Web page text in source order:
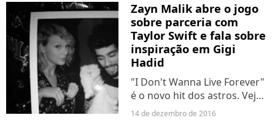
Zayn Malik abre o jogo
sobre parceria com
Taylor Swift e fala sobre
inspiração em Gigi
Hadid
"I Don't Wanna Live Forever"
é o novo hit dos astros. Veja
a entrevista do gato
14 de dezembro de 2016